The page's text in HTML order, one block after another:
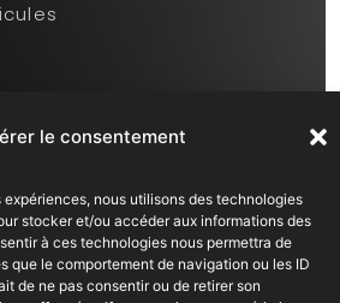
le consentement
expériences, nous utilisons des technologies
stocker et/ou accéder aux informations des
à ces technologies nous permettra de
que le comportement de navigation ou les ID
de ne pas consentir ou de retirer son